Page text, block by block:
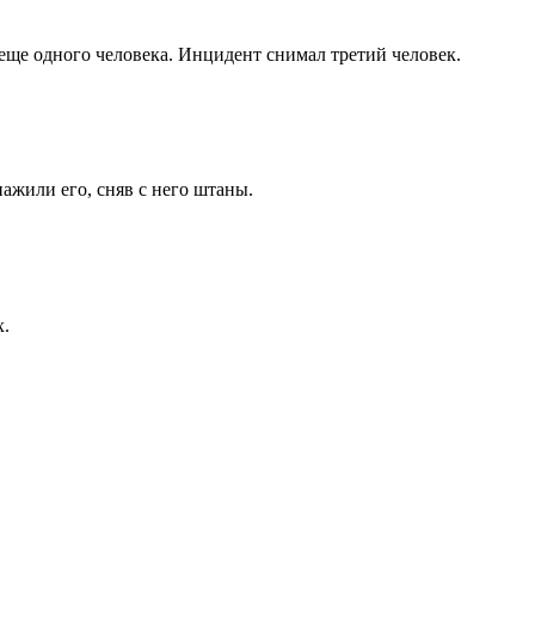
одного человека. Инцидент снимал третий человек.
его, сняв с него штаны.